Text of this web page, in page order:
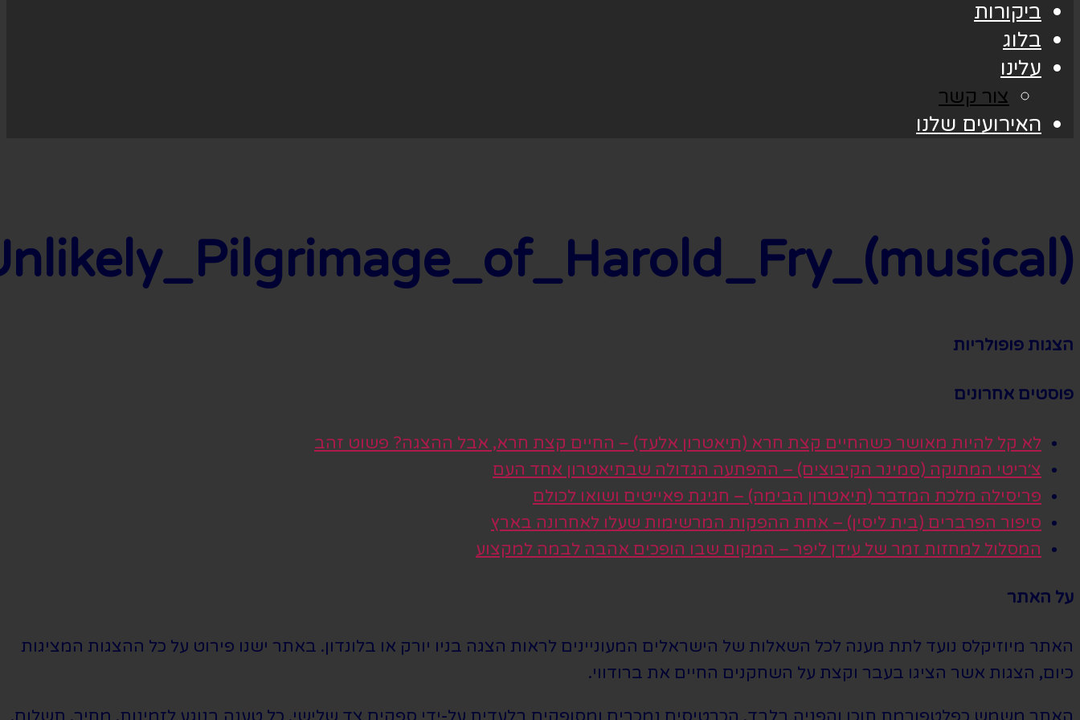
ביקורות
בלוג
עלינו
צור קשר
האירועים שלנו
הצגות פופולריות
פוסטים אחרונים
לא קל להיות מאושר כשהחיים קצת חרא (תיאטרון אלעד) – החיים קצת חרא, אבל ההצגה? פשוט זהב
צ׳ריטי המתוקה (סמינר הקיבוצים) – ההפתעה הגדולה שבתיאטרון אחד העם
פריסילה מלכת המדבר (תיאטרון הבימה) – חגיגת פאייטים ושואו לכולם
סיפור הפרברים (בית ליסין) – אחת ההפקות המרשימות שעלו לאחרונה בארץ
המסלול למחזות זמר של עידן ליפר – המקום שבו הופכים אהבה לבמה למקצוע
על האתר
האתר מיוזיקלס נועד לתת מענה לכל השאלות של הישראלים המעוניינים לראות הצגה בניו יורק או בלונדון. באתר ישנו פירוט על כל ההצגות המציגות
כיום, הצגות אשר הציגו בעבר וקצת על השחקנים החיים את ברודווי.